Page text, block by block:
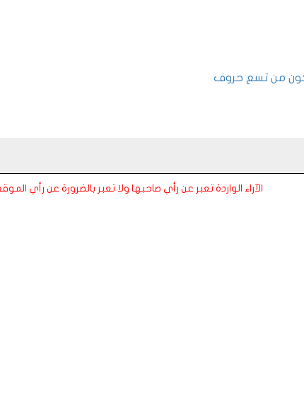
من تسع حروف
الآراء الواردة تعبر عن رأي صاحبها ولا تعبر بالضرورة عن رأي